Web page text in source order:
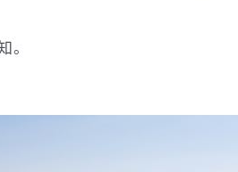
。